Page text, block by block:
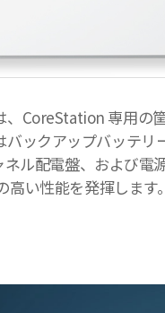
CoreStation 専用の筐
バックアップバッテリ
ネル配電盤、および電
高い性能を発揮します。